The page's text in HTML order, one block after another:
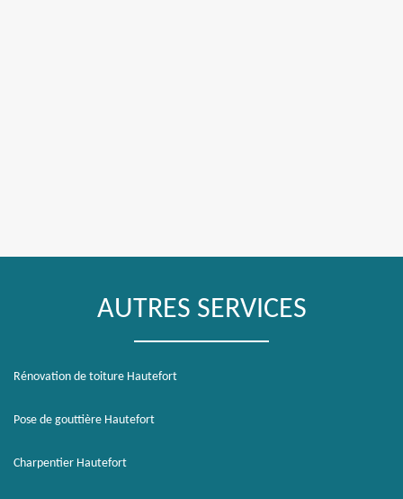
AUTRES SERVICES
Rénovation de toiture Hautefort
Pose de gouttière Hautefort
Charpentier Hautefort